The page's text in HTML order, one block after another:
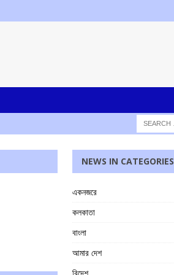
NEWS IN CATEGORIES
একনজরে
কলকাতা
বাংলা
আমার দেশ